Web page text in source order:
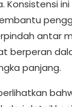
Konsistensi
antar
berperan
panjang.